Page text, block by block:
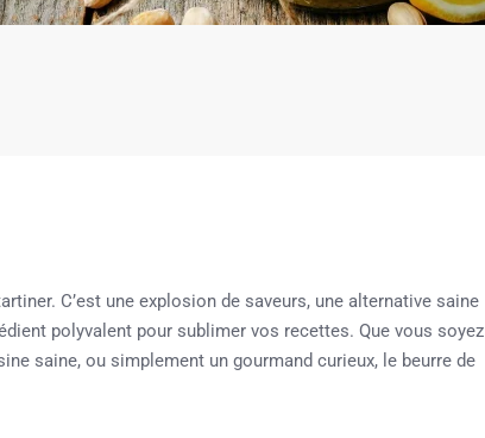
C’est une explosion de saveurs, une alternative saine
polyvalent pour sublimer vos recettes. Que vous soyez
saine, ou simplement un gourmand curieux, le beurre de